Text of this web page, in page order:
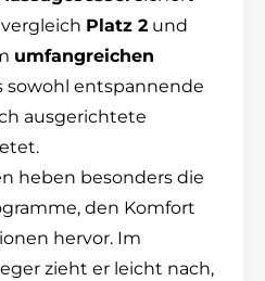
Platz 2 und
umfangreichen
sowohl entspannende
ausgerichtete
heben besonders die
den Komfort
hervor. Im
zieht er leicht nach,